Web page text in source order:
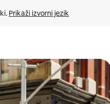
Prikaži izvorni jezik